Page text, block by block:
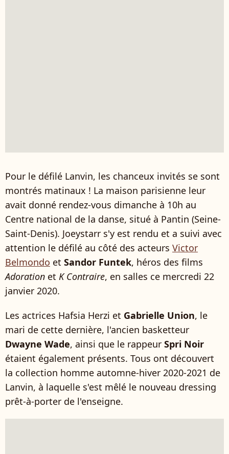
Pour le défilé Lanvin, les chanceux invités se sont
montrés matinaux ! La maison parisienne leur
avait donné rendez-vous dimanche à 10h au
Centre national de la danse, situé à Pantin (Seine-
Saint-Denis). Joeystarr s'y est rendu et a suivi avec
attention le défilé au côté des acteurs Victor
Belmondo et Sandor Funtek, héros des films
Adoration et K Contraire, en salles ce mercredi 22
janvier 2020.
Les actrices Hafsia Herzi et Gabrielle Union, le
mari de cette dernière, l'ancien basketteur
Dwayne Wade, ainsi que le rappeur Spri Noir
étaient également présents. Tous ont découvert
la collection homme automne-hiver 2020-2021 de
Lanvin, à laquelle s'est mêlé le nouveau dressing
prêt-à-porter de l'enseigne.